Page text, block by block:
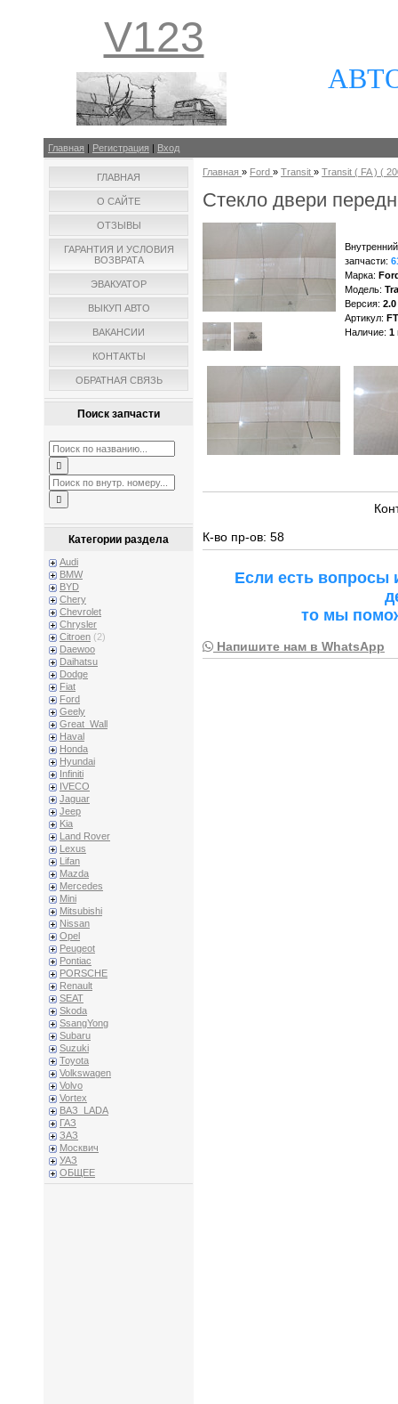
V123
Главная | Регистрация | Вход
ГЛАВНАЯ
О САЙТЕ
ОТЗЫВЫ
ГАРАНТИЯ И УСЛОВИЯ
ВОЗВРАТА
ЭВАКУАТОР
ВЫКУП АВТО
ВАКАНСИИ
КОНТАКТЫ
ОБРАТНАЯ СВЯЗЬ
Поиск запчасти
Категории раздела
Audi
BMW
BYD
Chery
Chevrolet
Chrysler
Citroen (2)
Daewoo
Daihatsu
Dodge
Fiat
Ford
Geely
Great_Wall
Haval
Honda
Hyundai
Infiniti
IVECO
Jaguar
Jeep
Kia
Land Rover
Lexus
Lifan
Mazda
Mercedes
Mini
Mitsubishi
Nissan
Opel
Peugeot
Pontiac
PORSCHE
Renault
SEAT
Skoda
SsangYong
Subaru
Suzuki
Toyota
Volkswagen
Volvo
Vortex
ВАЗ_LADA
ГАЗ
ЗАЗ
Москвич
УАЗ
ОБЩЕЕ
Главная » Ford » Transit » Transit ( FA ) (
Стекло двери
запчасти:
Марка:
Модель:
Версия:
Артикул:
Наличие: 1
К-во пр-ов: 58
Если есть
то мы
Напишите нам в WhatsApp